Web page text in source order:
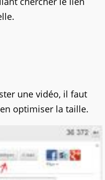
une vidéo, il faut
optimiser la taille.